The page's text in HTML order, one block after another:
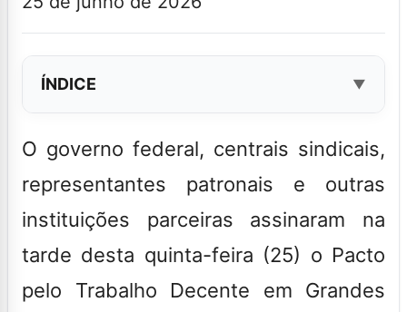
ÍNDICE
O governo federal, centrais sindicais,
representantes patronais e outras
instituições parceiras assinaram na
tarde desta quinta-feira (25) o Pacto
pelo Trabalho Decente em Grandes